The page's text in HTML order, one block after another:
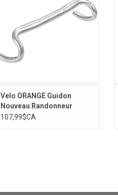
Velo ORANGE Guidon
Nouveau Randonneur
Handlebar 31.8mm - 44cm
107,99$CA